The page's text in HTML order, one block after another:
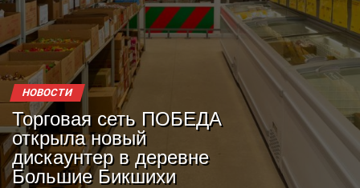
НОВОСТИ
Торговая сеть ПОБЕДА
открыла новый
дискаунтер в деревне
Большие Бикшихи